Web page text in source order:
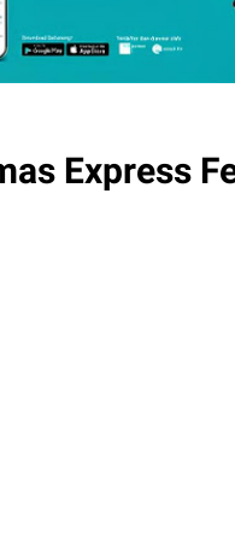
Express